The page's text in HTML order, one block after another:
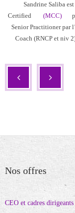
Sandrine Saliba
Certified (MCC)par
Senior Practitioner par
Coach (RNCP et niv
Nos offres
CEO et cadres dirigeants